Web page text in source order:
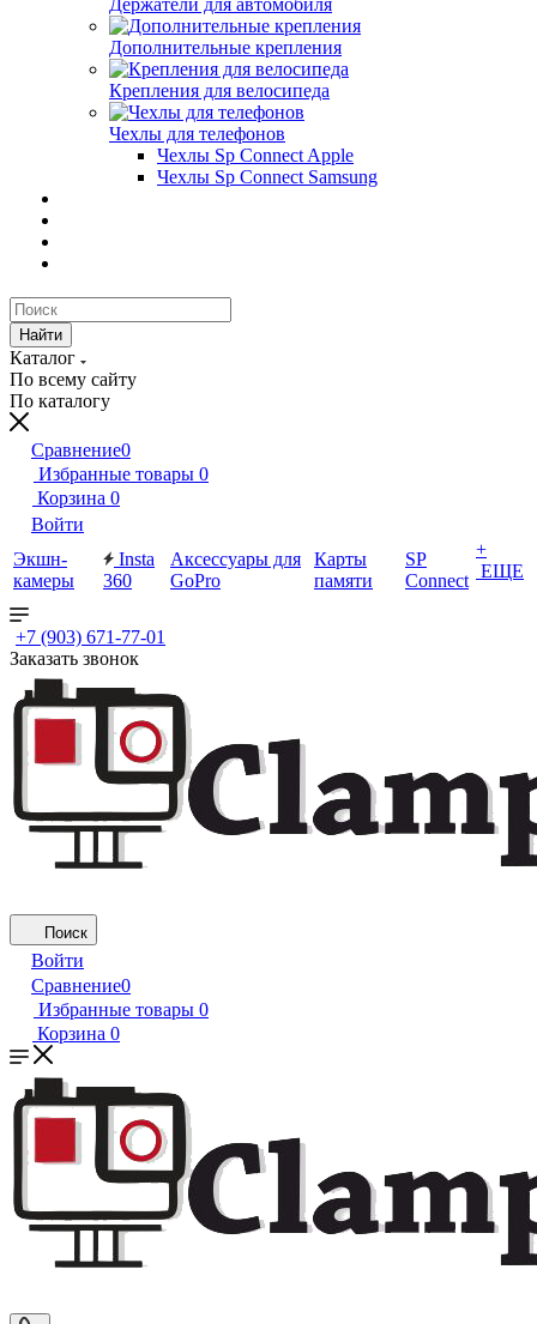
Держатели для автомобиля
Дополнительные крепления
Крепления для велосипеда
Чехлы для телефонов
Чехлы Sp Connect Apple
Чехлы Sp Connect Samsung
Найти
Каталог
По всему сайту
По каталогу
Сравнение0
Избранные товары 0
Корзина 0
Войти
Экшн-
камеры
Insta
360
Аксессуары для
GoPro
Карты
памяти
SP
Connect
+
ЕЩЕ
+7 (903) 671-77-01
Заказать звонок
Поиск
Войти
Сравнение0
Избранные товары 0
Корзина 0